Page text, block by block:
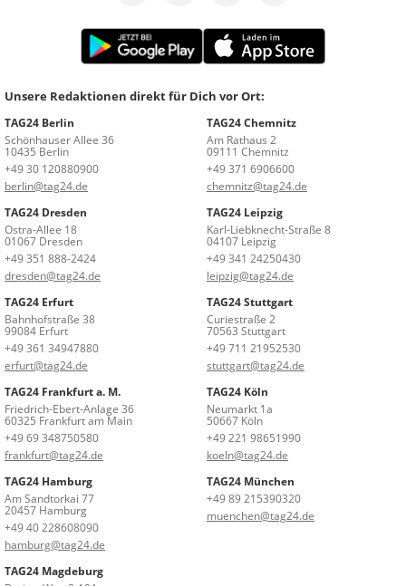
Unsere Redaktionen direkt für Dich vor Ort:
TAG24 Berlin
Schönhauser Allee 36
10435 Berlin
+49 30 120880900
berlin@tag24.de
TAG24 Chemnitz
Am Rathaus 2
09111 Chemnitz
+49 371 6906600
chemnitz@tag24.de
TAG24 Dresden
Ostra-Allee 18
01067 Dresden
+49 351 888-2424
dresden@tag24.de
TAG24 Leipzig
Karl-Liebknecht-Straße 8
04107 Leipzig
+49 341 24250430
leipzig@tag24.de
TAG24 Erfurt
Bahnhofstraße 38
99084 Erfurt
+49 361 34947880
erfurt@tag24.de
TAG24 Stuttgart
Curiestraße 2
70563 Stuttgart
+49 711 21952530
stuttgart@tag24.de
TAG24 Frankfurt a. M.
Friedrich-Ebert-Anlage 36
60325 Frankfurt am Main
+49 69 348750580
frankfurt@tag24.de
TAG24 Köln
Neumarkt 1a
50667 Köln
+49 221 98651990
koeln@tag24.de
TAG24 Hamburg
Am Sandtorkai 77
20457 Hamburg
+49 40 228608090
hamburg@tag24.de
TAG24 München
+49 89 215390320
muenchen@tag24.de
TAG24 Magdeburg